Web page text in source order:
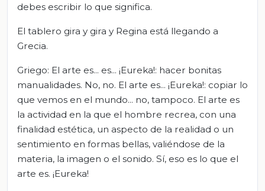
debes escribir lo que significa.
El tablero gira y gira y Regina está llegando a
Grecia.
Griego: El arte es... es... ¡Eureka!: hacer bonitas
manualidades. No, no. El arte es... ¡Eureka!: copiar lo
que vemos en el mundo... no, tampoco. El arte es
la actividad en la que el hombre recrea, con una
finalidad estética, un aspecto de la realidad o un
sentimiento en formas bellas, valiéndose de la
materia, la imagen o el sonido. Sí, eso es lo que el
arte es. ¡Eureka!